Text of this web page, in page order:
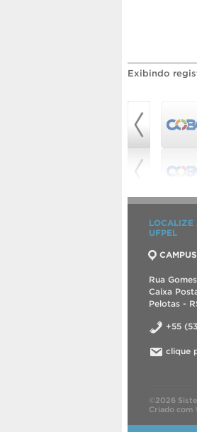
Exibindo
LOCALIZE
UFPEL
Rua
Caixa
Pelotas -
+55
clique
©2026
Criado com